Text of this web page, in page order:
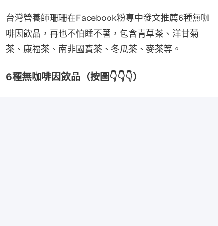
台灣營養師珊珊在Facebook粉專中發文推薦6種無咖
啡因飲品，再也不怕睡不著，包含青草茶、洋甘菊
茶、康福茶、南非國寶茶、冬瓜茶、麥茶等。
6種無咖啡因飲品（按圖👇👇👇）